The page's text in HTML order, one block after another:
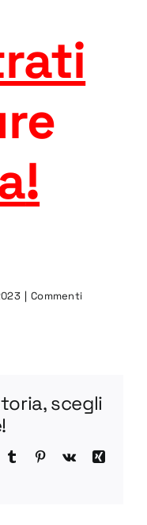
!
| Commenti
scegli
Tumblr Pinterest
Vk
Xing